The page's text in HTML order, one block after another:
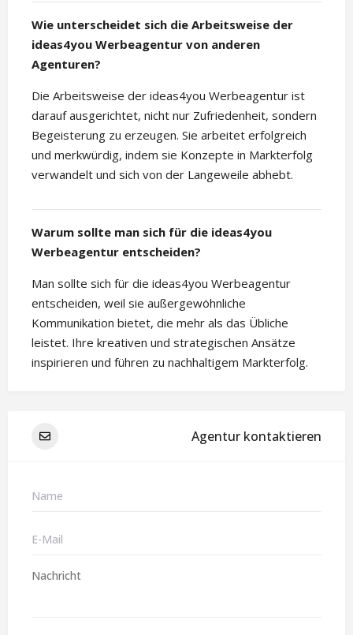
Wie unterscheidet sich die Arbeitsweise der
ideas4you Werbeagentur von anderen
Agenturen?
Die Arbeitsweise der ideas4you Werbeagentur ist
darauf ausgerichtet, nicht nur Zufriedenheit, sondern
Begeisterung zu erzeugen. Sie arbeitet erfolgreich
und merkwürdig, indem sie Konzepte in Markterfolg
verwandelt und sich von der Langeweile abhebt.
Warum sollte man sich für die ideas4you
Werbeagentur entscheiden?
Man sollte sich für die ideas4you Werbeagentur
entscheiden, weil sie außergewöhnliche
Kommunikation bietet, die mehr als das Übliche
leistet. Ihre kreativen und strategischen Ansätze
inspirieren und führen zu nachhaltigem Markterfolg.
Agentur kontaktieren